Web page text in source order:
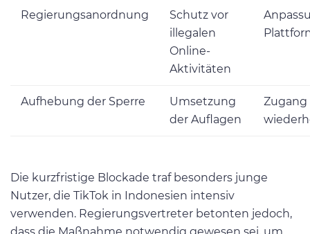
Regierungsanordnung
Schutz vor
illegalen
Online-
Aktivitäten
Aufhebung der Sperre
Umsetzung
der Auflagen
Zugang
Die kurzfristige Blockade traf besonders junge
Nutzer, die TikTok in Indonesien intensiv
verwenden. Regierungsvertreter betonten jedoch,
dass die Maßnahme notwendig gewesen sei, um